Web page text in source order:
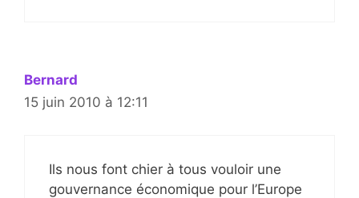
Bernard
15 juin 2010 à 12:11
Ils nous font chier à tous vouloir une
gouvernance économique pour l’Europe